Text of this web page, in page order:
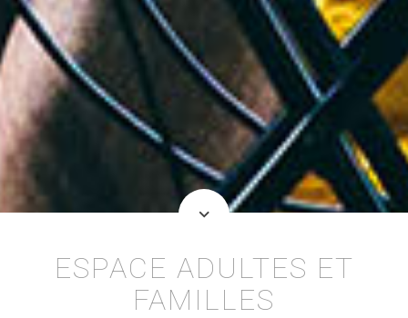
keyboard_arrow_down
ESPACE ADULTES ET
FAMILLES